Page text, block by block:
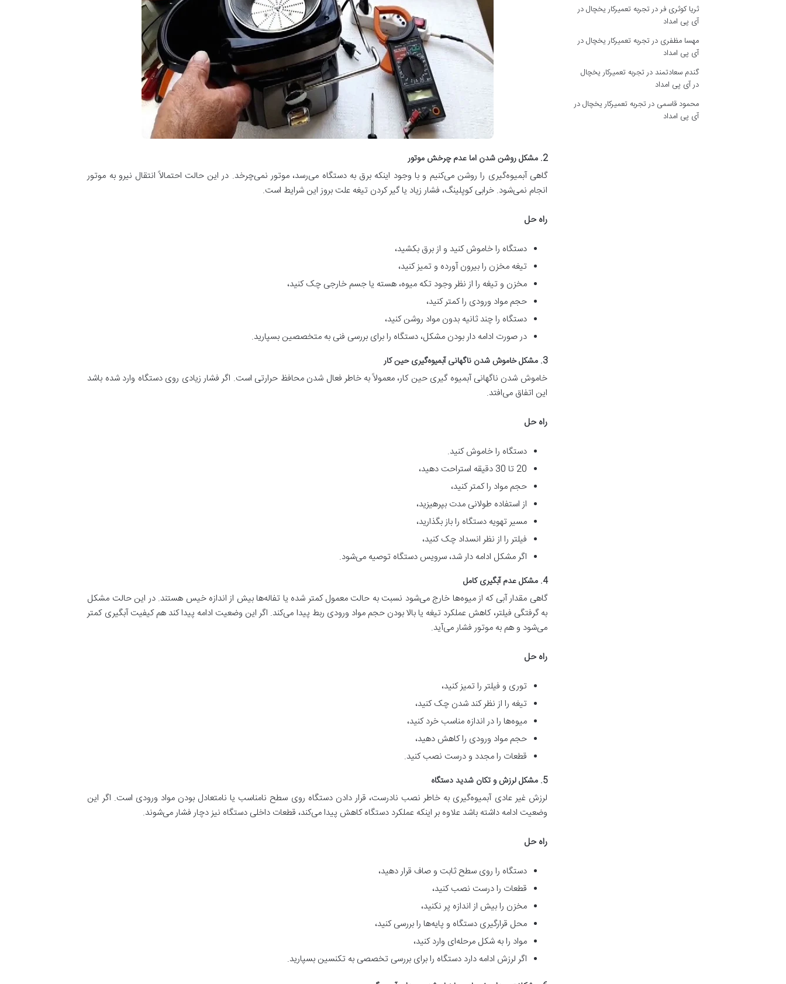
2. مشکل روشن شدن اما عدم چرخش موتور
گاهی آبمیوه‌گیری را روشن می‌کنیم و با وجود اینکه برق به دستگاه می‌رسد، موتور نمی‌چرخد. در این حالت احتمالاً انتقال نیرو به موتور
انجام نمی‌شود. خرابی کوپلینگ، فشار زیاد یا گیر کردن تیغه علت بروز این شرایط است.
راه حل
دستگاه را خاموش کنید و از برق بکشید،
تیغه مخزن را بیرون آورده و تمیز کنید،
مخزن و تیغه را از نظر وجود تکه میوه، هسته یا جسم خارجی چک کنید،
حجم مواد ورودی را کمتر کنید،
دستگاه را چند ثانیه بدون مواد روشن کنید،
در صورت ادامه دار بودن مشکل، دستگاه را برای بررسی فنی به متخصصین بسپارید.
3. مشکل خاموش شدن ناگهانی آبمیوه‌گیری حین کار
خاموش شدن ناگهانی آبمیوه گیری حین کار، معمولاً به خاطر فعال شدن محافظ حرارتی است. اگر فشار زیادی روی دستگاه وارد شده باشد
این اتفاق می‌افتد.
راه حل
دستگاه را خاموش کنید.
20 تا 30 دقیقه استراحت دهید،
حجم مواد را کمتر کنید،
از استفاده طولانی مدت بپرهیزید،
مسیر تهویه دستگاه را باز بگذارید،
فیلتر را از نظر انسداد چک کنید،
اگر مشکل ادامه دار شد، سرویس دستگاه توصیه می‌شود.
4. مشکل عدم آبگیری کامل
گاهی مقدار آبی که از میوه‌ها خارج می‌شود نسبت به حالت معمول کمتر شده یا تفاله‌ها بیش از اندازه خیس هستند. در این حالت مشکل
به گرفتگی فیلتر، کاهش عملکرد تیغه یا بالا بودن حجم مواد ورودی ربط پیدا می‌کند. اگر این وضعیت ادامه پیدا کند هم کیفیت آبگیری کمتر
می‌شود و هم به موتور فشار می‌آید.
راه حل
توری و فیلتر را تمیز کنید،
تیغه را از نظر کند شدن چک کنید،
میوه‌ها را در اندازه مناسب خرد کنید،
حجم مواد ورودی را کاهش دهید،
قطعات را مجدد و درست نصب کنید.
5. مشکل لرزش و تکان شدید دستگاه
لرزش غیر عادی آبمیوه‌گیری به خاطر نصب نادرست، قرار دادن دستگاه روی سطح نامناسب یا نامتعادل بودن مواد ورودی است. اگر این
وضعیت ادامه داشته باشد علاوه بر اینکه عملکرد دستگاه کاهش پیدا می‌کند، قطعات داخلی دستگاه نیز دچار فشار می‌شوند.
راه حل
دستگاه را روی سطح ثابت و صاف قرار دهید،
قطعات را درست نصب کنید،
مخزن را بیش از اندازه پر نکنید،
محل قرارگیری دستگاه و پایه‌ها را بررسی کنید،
مواد را به شکل مرحله‌ای وارد کنید،
اگر لرزش ادامه دارد دستگاه را برای بررسی تخصصی به تکنسین بسپارید.
ثریا کوثری فردرتجربه تعمیرکار یخچال در
آی پی امداد
مهسا مظفری درتجربه تعمیرکار یخچال در
آی پی امداد
گندم سعادتمنددرتجربه تعمیرکار یخچال
در آی پی امداد
محمود قاسمی درتجربه تعمیرکار یخچال در
آی پی امداد